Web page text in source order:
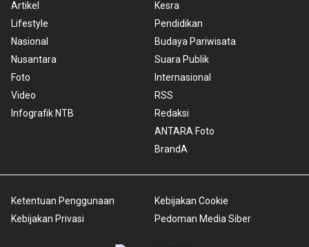
Artikel
Lifestyle
Nasional
Nusantara
Foto
Video
Infografik NTB
Kesra
Pendidikan
Budaya Pariwisata
Suara Publik
Internasional
RSS
Redaksi
ANTARA Foto
BrandA
Ketentuan Penggunaan
Kebijakan Privasi
Kebijakan Cookie
Pedoman Media Siber